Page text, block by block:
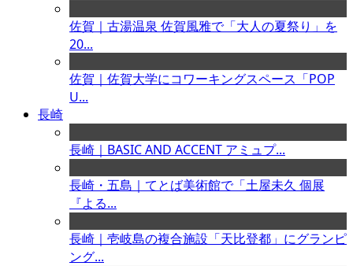
佐賀｜古湯温泉 佐賀風雅で「大人の夏祭り」を
20...
佐賀｜佐賀大学にコワーキングスペース「POP
U...
長崎
長崎｜BASIC AND ACCENT アミュプ...
長崎・五島｜てとば美術館で「土屋未久 個展
『よる...
長崎｜壱岐島の複合施設「天比登都」にグランピ
ング...